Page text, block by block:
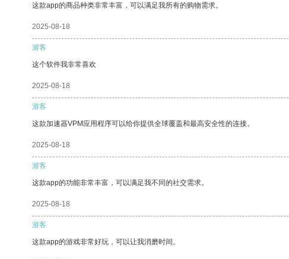
这款app的商品种类非常丰富，可以满足我所有的购物需求。
2025-08-18
游客
这个软件我非常喜欢
2025-08-18
游客
这款加速器VPM应用程序可以给你提供全球覆盖和最高安全性的连接。
2025-08-18
游客
这款app的功能非常丰富，可以满足我不同的社交需求。
2025-08-18
游客
这款app的游戏非常好玩，可以让我消磨时间。